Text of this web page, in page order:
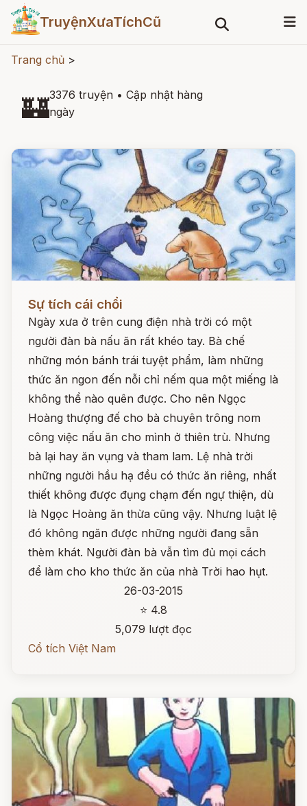
TruyệnXưaTíchCũ
Trang chủ >
🏰3376 truyện • Cập nhật hàng
ngày
Sự tích cái chổi
Ngày xưa ở trên cung điện nhà trời có một
người đàn bà nấu ăn rất khéo tay. Bà chế
những món bánh trái tuyệt phẩm, làm những
thức ăn ngon đến nỗi chỉ nếm qua một miếng là
không thể nào quên được. Cho nên Ngọc
Hoàng thượng đế cho bà chuyên trông nom
công việc nấu ăn cho mình ở thiên trù. Nhưng
bà lại hay ăn vụng và tham lam. Lệ nhà trời
những người hầu hạ đều có thức ăn riêng, nhất
thiết không được đụng chạm đến ngự thiện, dù
là Ngọc Hoàng ăn thừa cũng vậy. Nhưng luật lệ
đó không ngăn được những người đang sẵn
thèm khát. Người đàn bà vẫn tìm đủ mọi cách
để làm cho kho thức ăn của nhà Trời hao hụt.
26-03-2015
⭐ 4.8
5,079 lượt đọc
Cổ tích Việt Nam